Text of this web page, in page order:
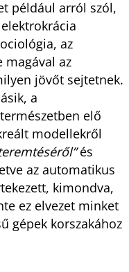
például arról szól,
az
magával az
jövőt sejtetnek.
a
elő
modellekről
és
az automatikus
kimondva,
ez elvezet minket
gépek korszakához